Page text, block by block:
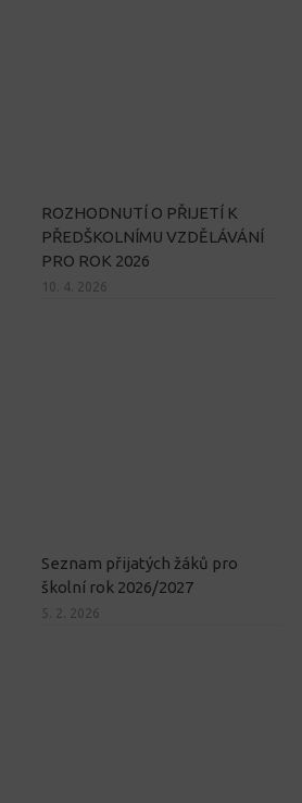
ROZHODNUTÍ O PŘIJETÍ K
PŘEDŠKOLNÍMU VZDĚLÁVÁNÍ
PRO ROK 2026
10. 4. 2026
Seznam přijatých žáků pro
školní rok 2026/2027
5. 2. 2026